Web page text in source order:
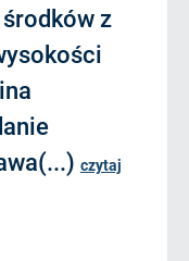
z
czytaj